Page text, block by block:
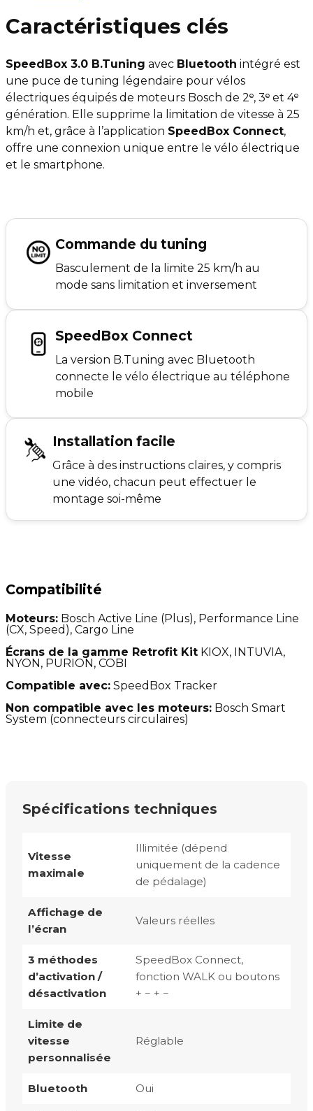
Caractéristiques clés
SpeedBox 3.0 B.Tuning avec Bluetooth intégré est
une puce de tuning légendaire pour vélos
électriques équipés de moteurs Bosch de 2ᵉ, 3ᵉ et 4ᵉ
génération. Elle supprime la limitation de vitesse à 25
km/h et, grâce à l’application SpeedBox Connect,
offre une connexion unique entre le vélo électrique
et le smartphone.
Commande du tuning
Basculement de la limite 25 km/h au
mode sans limitation et inversement
SpeedBox Connect
La version B.Tuning avec Bluetooth
connecte le vélo électrique au téléphone
mobile
Installation facile
Grâce à des instructions claires, y compris
une vidéo, chacun peut effectuer le
montage soi-même
Compatibilité
Moteurs: Bosch Active Line (Plus), Performance Line
(CX, Speed), Cargo Line
Écrans de la gamme Retrofit Kit KIOX, INTUVIA,
NYON, PURION, COBI
Compatible avec: SpeedBox Tracker
Non compatible avec les moteurs: Bosch Smart
System (connecteurs circulaires)
Spécifications techniques
Vitesse
maximale
Illimitée (dépend
uniquement de la cadence
de pédalage)
Affichage de
l’écran
Valeurs réelles
3 méthodes
d’activation /
désactivation
SpeedBox Connect,
fonction WALK ou boutons
+ − + −
Limite de
vitesse
personnalisée
Réglable
Bluetooth Oui